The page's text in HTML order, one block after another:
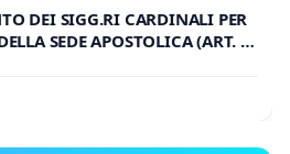
DEI SIGG.RI CARDINALI PER
SEDE APOSTOLICA (ART. 3